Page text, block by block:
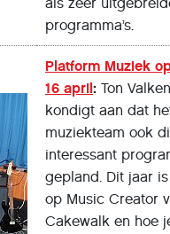
als zeer
programma’s.
Platform Muziek
16 april : Ton
kondigt aan dat
muziekteam ook
interessant
gepland. Dit jaar
op Music Creator
Cakewalk en hoe